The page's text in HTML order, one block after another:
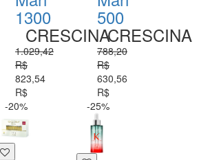
1300
CRESCINA
1.029,42
R$
823,54
R$
500
CRESCINA
788,20
R$
630,56
R$
-20%
-25%